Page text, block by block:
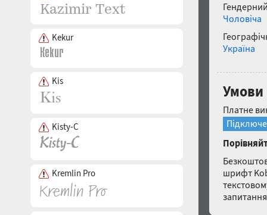
Kekur
Kis
Kisty-C
Kremlin Pro
Чоловіча
Україна
Умови
Платне
шрифт